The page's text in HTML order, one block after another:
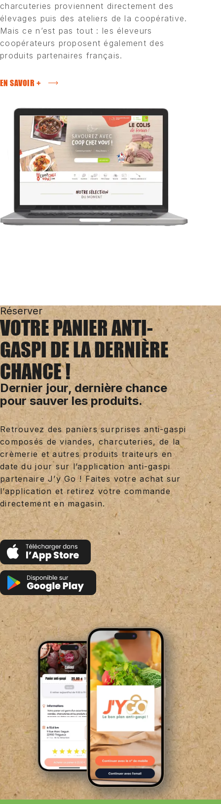
charcuteries proviennent directement des
élevages puis des ateliers de la coopérative.
Mais ce n’est pas tout : les éleveurs
coopérateurs proposent également des
produits partenaires français.
EN SAVOIR +
Réserver
VOTRE PANIER ANTI-
GASPI DE LA DERNIÈRE
CHANCE !
Dernier jour, dernière chance
pour sauver les produits.
Retrouvez des paniers surprises anti-gaspi
composés de viandes, charcuteries, de la
crèmerie et autres produits traiteurs en
date du jour sur l’application anti-gaspi
partenaire J’y Go ! Faites votre achat sur
l’application et retirez votre commande
directement en magasin.